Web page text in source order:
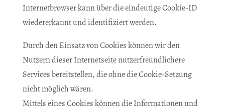
Internetbrowser kann über die eindeutige Cookie-ID
wiedererkannt und identifiziert werden.
Durch den Einsatz von Cookies können wir den
Nutzern dieser Internetseite nutzerfreundlichere
Services bereitstellen, die ohne die Cookie-Setzung
nicht möglich wären.
Mittels eines Cookies können die Informationen und